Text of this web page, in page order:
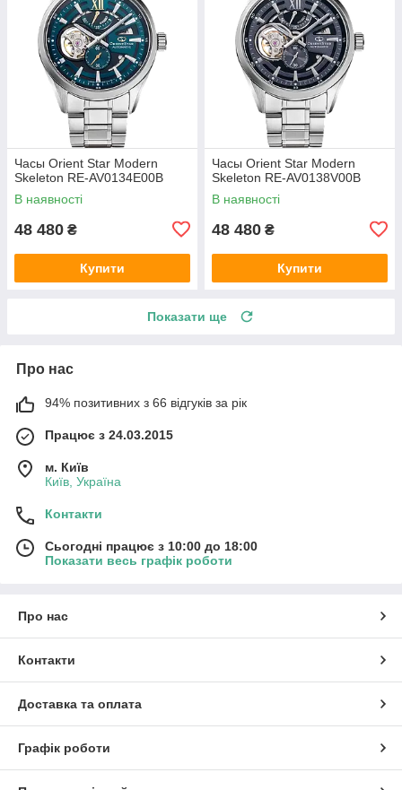
Часы Orient Star Modern
Skeleton RE-AV0134E00B
В наявності
48 480 ₴
Купити
Часы Orient Star Modern
Skeleton RE-AV0138V00B
В наявності
48 480 ₴
Купити
Показати ще
Про нас
94% позитивних з 66 відгуків за рік
Працює з 24.03.2015
м. Київ
Київ, Україна
Контакти
Сьогодні працює з 10:00 до 18:00
Показати весь графік роботи
Про нас
Контакти
Доставка та оплата
Графік роботи